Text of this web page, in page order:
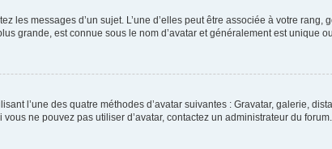
les messages d’un sujet. L’une d’elles peut être associée à votre
grande, est connue sous le nom d’avatar et généralement est unique
l’une des quatre méthodes d’avatar suivantes : Gravatar, galerie,
ne pouvez pas utiliser d’avatar, contactez un administrateur du forum.